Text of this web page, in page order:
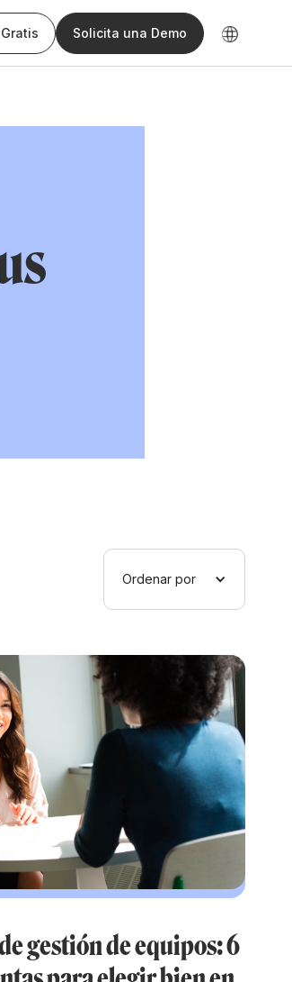
Solicita una Demo
Ordenar por
gestión de equipos: 6